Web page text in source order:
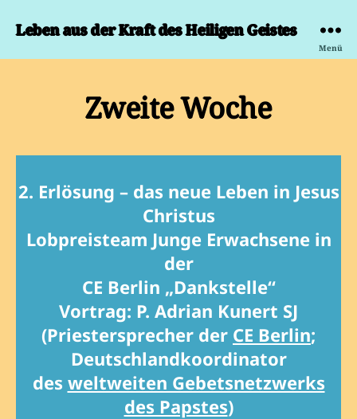
Leben aus der Kraft des Heiligen Geistes
Menü
Zweite Woche
2. Erlösung – das neue Leben in Jesus
Christus
Lobpreisteam Junge Erwachsene in
der
CE Berlin „Dankstelle“
Vortrag: P. Adrian Kunert SJ
(Priestersprecher der CE Berlin;
Deutschlandkoordinator
des weltweiten Gebetsnetzwerks
des Papstes)